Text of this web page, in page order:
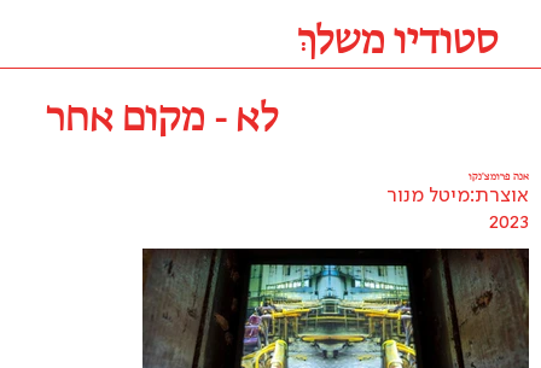
סטודיו משלךְ
לא - מקום אחר
אנה פרומצ'נקו
אוצרת:מיטל מנור
2023